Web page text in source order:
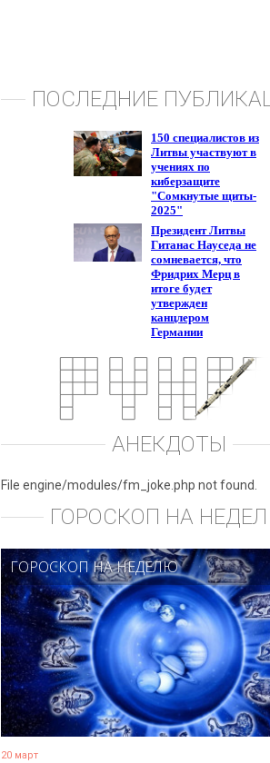
ПОСЛЕДНИЕ
АНЕКДОТЫ
File engine/modules/fm_joke.php not found.
ГОРОСКОП НА
ГОРОСКОП НА НЕДЕЛЮ
20 март